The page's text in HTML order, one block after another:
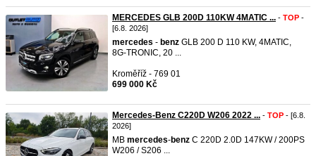
MERCEDES GLB 200D 110KW 4MATIC ... - TOP -
[6.8. 2026]
mercedes - benz GLB 200 D 110 KW, 4MATIC,
8G-TRONIC, 20 ...
Kroměříž - 769 01
699 000 Kč
Mercedes-Benz C220D W206 2022 ... - TOP - [6.8.
2026]
MB mercedes-benz C 220D 2.0D 147KW / 200PS
W206 / S206 ...